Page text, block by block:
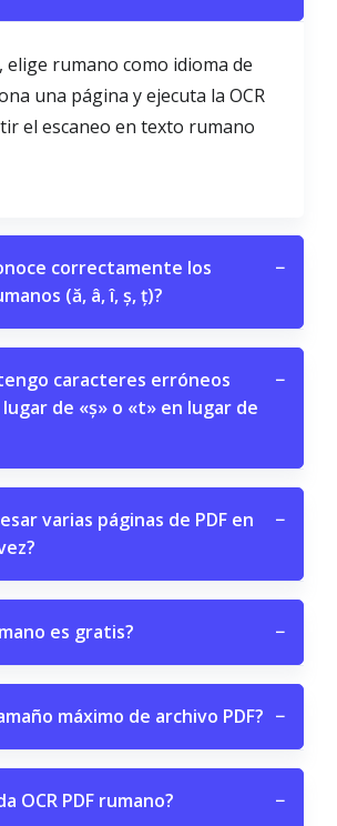
elige rumano como idioma de
una página y ejecuta la OCR
el escaneo en texto rumano
correctamente los
(ă, â, î, ș, ț)?
−
caracteres erróneos
lugar de «ș» o «t» en lugar de
−
varias páginas de PDF en
−
es gratis? −
máximo de archivo PDF? −
OCR PDF rumano? −